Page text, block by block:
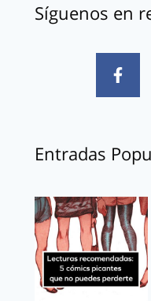
Síguenos en
Entradas